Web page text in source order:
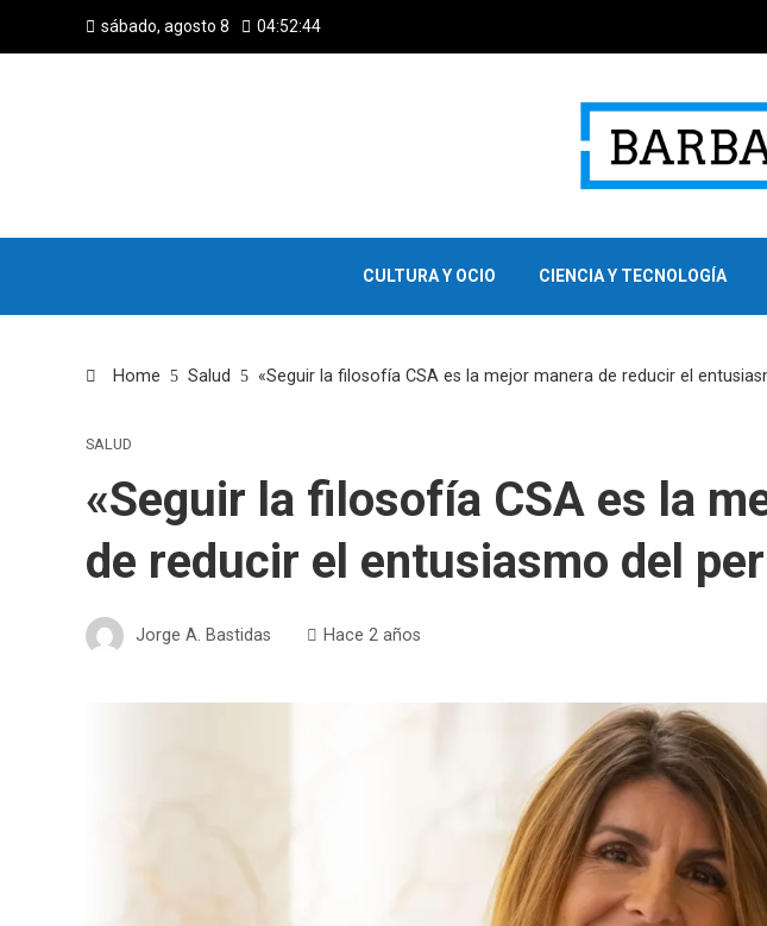
sábado, agosto 8 04:52:45
CULTURA Y OCIO CIENCIA Y TECNOLOGÍA
Home Salud «Seguir la filosofía CSA es la mejor manera de reducir el
SALUD
«Seguir la filosofía CSA es la
de reducir el entusiasmo del
Jorge A. Bastidas Hace 2 años